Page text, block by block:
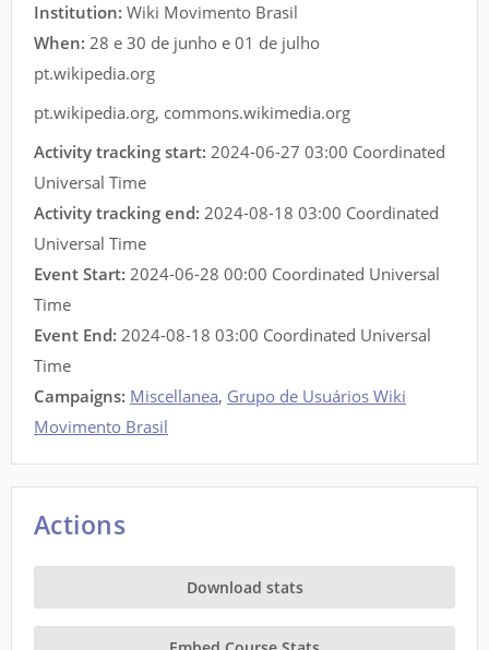
Institution: Wiki Movimento Brasil
When: 28 e 30 de junho e 01 de julho
pt.wikipedia.org
pt.wikipedia.org, commons.wikimedia.org
Activity tracking start: 2024-06-27 03:00 Coordinated
Universal Time
Activity tracking end: 2024-08-18 03:00 Coordinated
Universal Time
Event Start: 2024-06-28 00:00 Coordinated Universal
Time
Event End: 2024-08-18 03:00 Coordinated Universal
Time
Campaigns: Miscellanea, Grupo de Usuários Wiki
Movimento Brasil
Actions
Download stats